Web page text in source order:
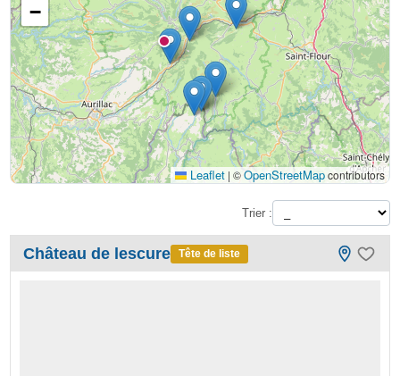
−
Leaflet | ©OpenStreetMapcontributors
Trier :
Château de lescure Tête de liste